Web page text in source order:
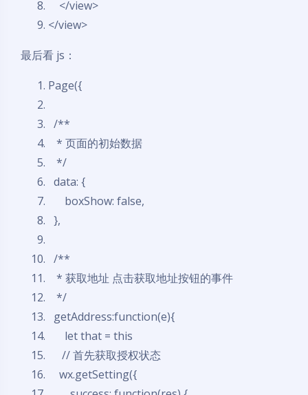
</view>
</view>
最后看 js：
Page({
/**
* 页面的初始数据
*/
data: {
boxShow: false,
},
/**
* 获取地址 点击获取地址按钮的事件
*/
getAddress:function(e){
let that = this
// 首先获取授权状态
wx.getSetting({